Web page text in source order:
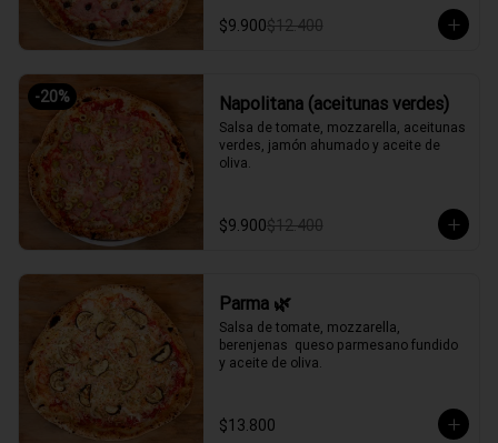
$9.900$12.400
-20% Napolitana (aceitunas verdes)
Salsa de tomate, mozzarella, aceitunas
verdes, jamón ahumado y aceite de
oliva.
$9.900$12.400
Parma 🌿
Salsa de tomate, mozzarella,
berenjenas  queso parmesano fundido
y aceite de oliva.
$13.800